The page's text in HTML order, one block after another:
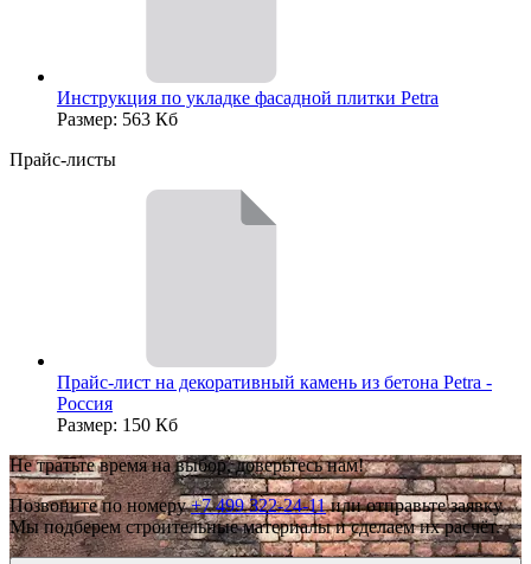
Инструкция по укладке фасадной плитки Petra
Размер: 563 Кб
Прайс-листы
Прайс-лист на декоративный камень из бетона Petra -
Россия
Размер: 150 Кб
Не тратьте время на выбор, доверьтесь нам!
Позвоните по номеру+7 499 322-24-11или отправьте заявку.
Мы подберем строительные материалы и сделаем их расчёт.